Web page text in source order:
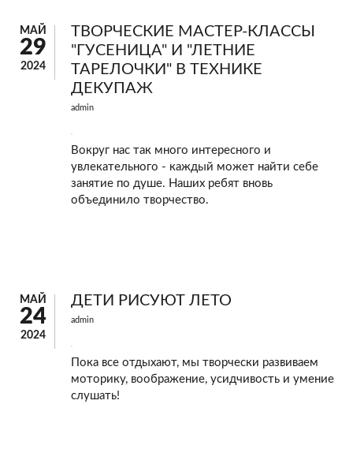
МАЙ
29
2024
ТВОРЧЕСКИЕ МАСТЕР-КЛАССЫ
"ГУСЕНИЦА" И "ЛЕТНИЕ
ТАРЕЛОЧКИ" В ТЕХНИКЕ
ДЕКУПАЖ
admin
Вокруг нас так много интересного и
увлекательного - каждый может найти себе
занятие по душе. Наших ребят вновь
объединило творчество.
МАЙ
24
2024
ДЕТИ РИСУЮТ ЛЕТО
admin
Пока все отдыхают, мы творчески развиваем
моторику, воображение, усидчивость и умение
слушать!